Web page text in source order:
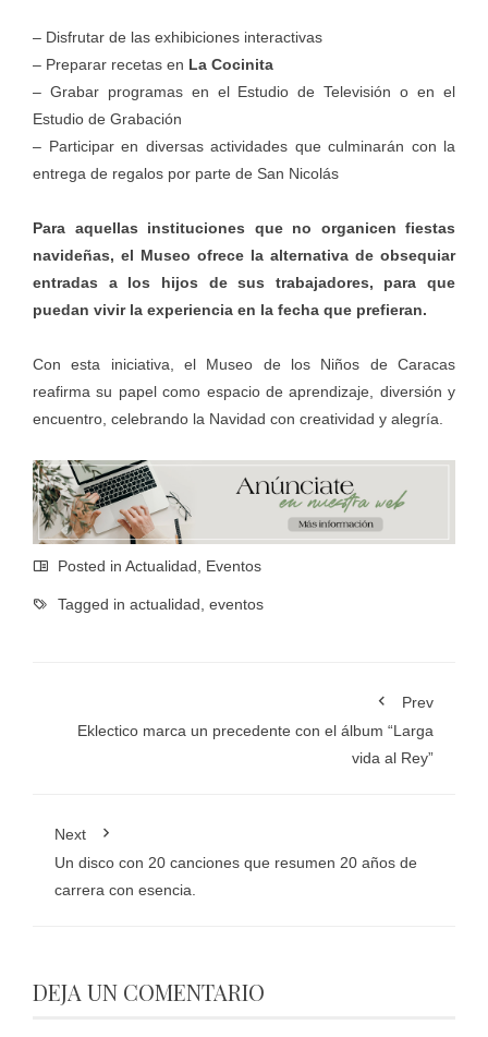
– Disfrutar de las exhibiciones interactivas
– ⁠Preparar recetas en La Cocinita
– ⁠Grabar programas en el Estudio de Televisión o en el
Estudio de Grabación
– ⁠Participar en diversas actividades que culminarán con la
entrega de regalos por parte de San Nicolás
Para aquellas instituciones que no organicen fiestas
navideñas, el Museo ofrece la alternativa de obsequiar
entradas a los hijos de sus trabajadores, para que
puedan vivir la experiencia en la fecha que prefieran.
Con esta iniciativa, el Museo de los Niños de Caracas
reafirma su papel como espacio de aprendizaje, diversión y
encuentro, celebrando la Navidad con creatividad y alegría.
Posted in Actualidad, Eventos
Tagged in actualidad, eventos
Prev
Eklectico marca un precedente con el álbum “Larga
vida al Rey”
Next
Un disco con 20 canciones que resumen 20 años de
carrera con esencia.
DEJA UN COMENTARIO